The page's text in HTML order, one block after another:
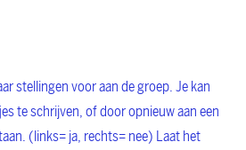
stellingen voor aan de groep. Je kan
te schrijven, of door opnieuw aan een
(links= ja, rechts= nee) Laat het